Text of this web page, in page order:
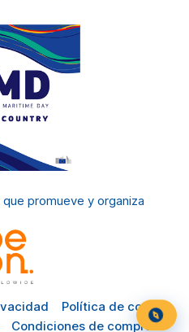
que promueve y organiza
Política de cookies
Condiciones de compra